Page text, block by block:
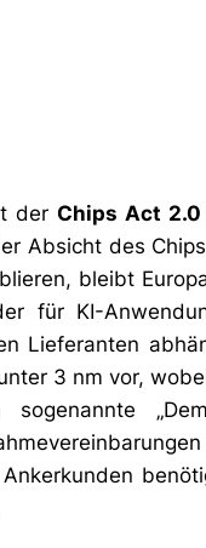
derChips Act
Absicht des
bleibt
für KI-
Lieferanten
3 nm vor,